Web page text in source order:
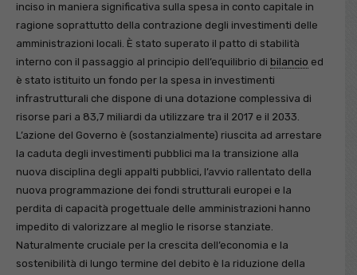
inciso in maniera significativa sulla spesa in conto capitale in
ragione soprattutto della contrazione degli investimenti delle
amministrazioni locali. È stato superato il patto di stabilità
interno con il passaggio al principio dell’equilibrio di bilancio ed
è stato istituito un fondo per la spesa in investimenti
infrastrutturali che dispone di una dotazione complessiva di
risorse pari a 83,7 miliardi da utilizzare tra il 2017 e il 2033.
L’azione del Governo è (sostanzialmente) riuscita ad arrestare
la caduta degli investimenti pubblici ma la transizione alla
nuova disciplina degli appalti pubblici, l’avvio rallentato della
nuova programmazione dei fondi strutturali europei e la
perdita di capacità progettuale delle amministrazioni hanno
impedito di valorizzare al meglio le risorse stanziate.
Naturalmente cruciale per la crescita dell’economia e la
sostenibilità di lungo termine del debito è la riduzione della